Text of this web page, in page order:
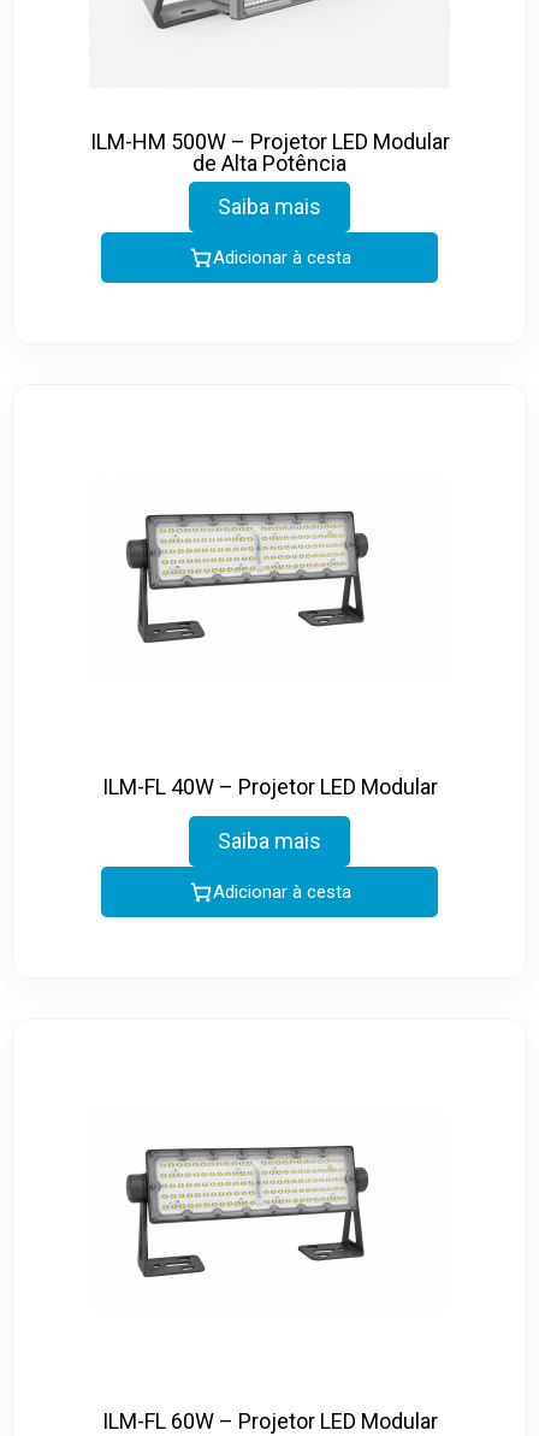
ILM-HM 500W – Projetor LED Modular
de Alta Potência
Saiba mais
Adicionar à cesta
ILM-FL 40W – Projetor LED Modular
Saiba mais
Adicionar à cesta
ILM-FL 60W – Projetor LED Modular